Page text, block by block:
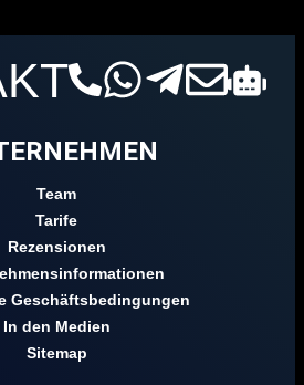
Team
Tarife
Rezensionen
Geschäftsbedingungen
In den Medien
Sitemap